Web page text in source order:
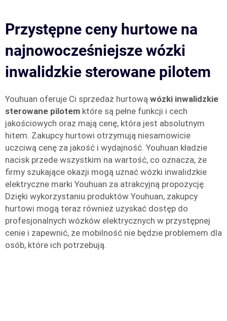
Przystępne ceny hurtowe na
najnowocześniejsze wózki
inwalidzkie sterowane pilotem
Youhuan oferuje Ci sprzedaż hurtową wózki inwalidzkie
sterowane pilotem które są pełne funkcji i cech
jakościowych oraz mają cenę, która jest absolutnym
hitem. Zakupcy hurtowi otrzymują niesamowicie
uczciwą cenę za jakość i wydajność. Youhuan kładzie
nacisk przede wszystkim na wartość, co oznacza, że
firmy szukające okazji mogą uznać wózki inwalidzkie
elektryczne marki Youhuan za atrakcyjną propozycję.
Dzięki wykorzystaniu produktów Youhuan, zakupcy
hurtowi mogą teraz również uzyskać dostęp do
profesjonalnych wózków elektrycznych w przystępnej
cenie i zapewnić, że mobilność nie będzie problemem dla
osób, które ich potrzebują.